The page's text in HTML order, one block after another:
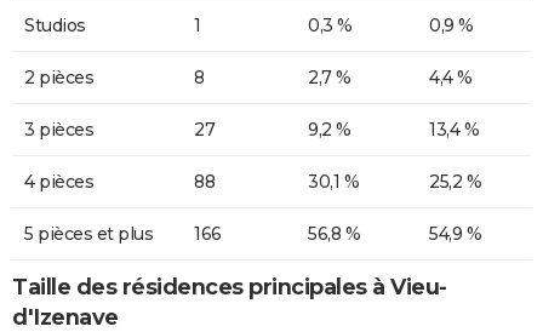
Studios 1 0,3 % 0,9 %
2 pièces 8 2,7 % 4,4 %
3 pièces 27 9,2 % 13,4 %
4 pièces 88 30,1 % 25,2 %
5 pièces et plus 166 56,8 % 54,9 %
Taille des résidences principales à Vieu-
d'Izenave